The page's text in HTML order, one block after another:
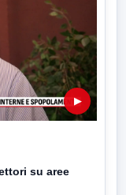
▶
su aree